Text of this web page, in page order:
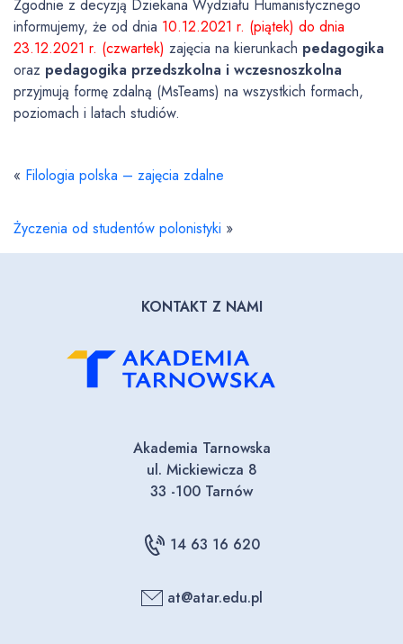
Zgodnie z decyzją Dziekana Wydziału Humanistycznego
informujemy, że od dnia 10.12.2021 r. (piątek) do dnia
23.12.2021 r. (czwartek) zajęcia na kierunkach pedagogika
oraz pedagogika przedszkolna i wczesnoszkolna
przyjmują formę zdalną (MsTeams) na wszystkich formach,
poziomach i latach studiów.
« Filologia polska – zajęcia zdalne
Życzenia od studentów polonistyki »
KONTAKT Z NAMI
Akademia Tarnowska
ul. Mickiewicza 8
33 -100 Tarnów
14 63 16 620
at@atar.edu.pl